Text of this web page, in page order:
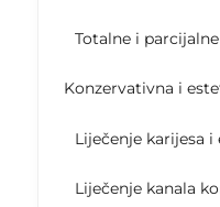
Totalne i
Konzervativna i
Liječenje karijesa
Liječenje kanala